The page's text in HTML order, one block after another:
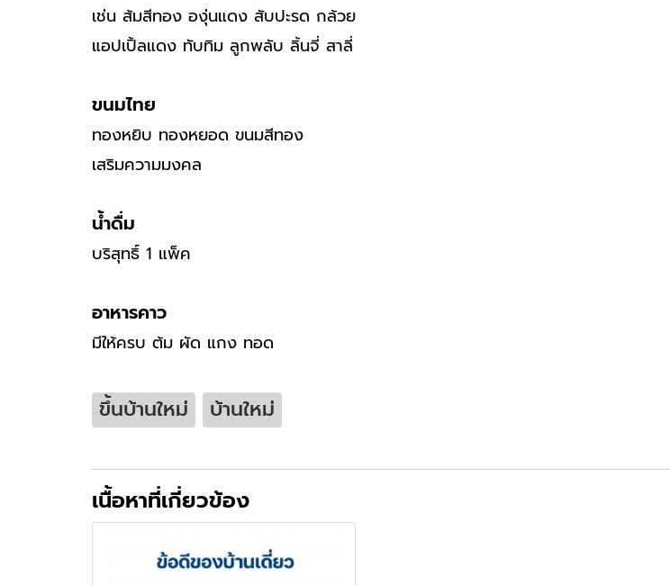
เช่น ส้มสีทอง องุ่นแดง สับปะรด กล้วย
แอปเปิ้ลแดง ทับทิม ลูกพลับ ลิ้นจี่ สาลี่
ขนมไทย
ทองหยิบ ทองหยอด ขนมสีทอง
เสริมความมงคล
น้ำดื่ม
บริสุทธิ์ 1 แพ็ค
อาหารคาว
มีให้ครบ ต้ม ผัด แกง ทอด
ขึ้นบ้านใหม่ บ้านใหม่
เนื้อหาที่เกี่ยวข้อง